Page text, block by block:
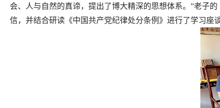
会、人与自然的真谛，提出了博大精深的思想体系。”老子
信，并结合研读《中国共产党纪律处分条例》进行了学习座